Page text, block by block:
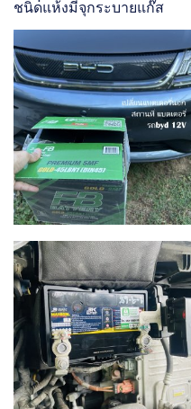
ชนิดแห้งมีจุกระบายแก๊ส